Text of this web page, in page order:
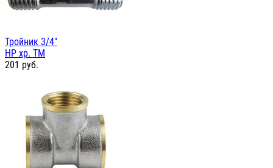
Тройник 3/4"
НР хр. TM
201 руб.